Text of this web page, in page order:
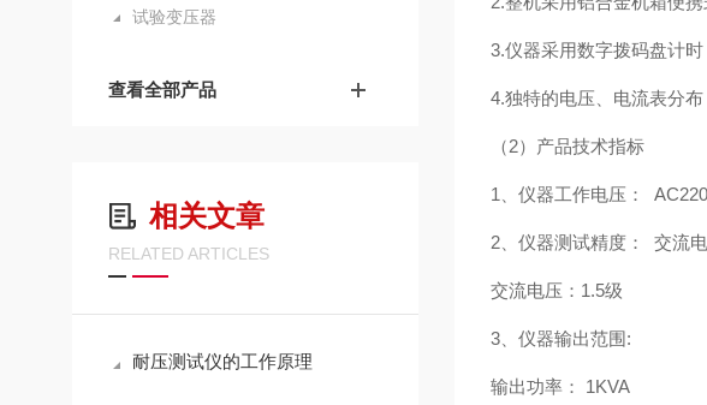
试验变压器
查看全部产品
相关文章
RELATED ARTICLES
耐压测试仪的工作原理
3.仪器采用数字拨码盘计
4.独特的电压、电流表分布
（2）产品技术指标
1、仪器工作电压：
2、仪器测试精度： 交流
交流电压：1.5级
3、仪器输出范围:
输出功率： 1KVA